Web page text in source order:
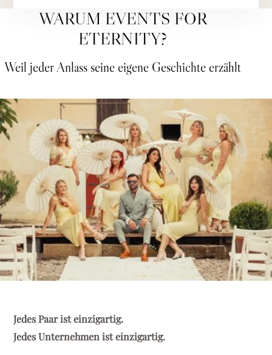
WARUM EVENTS FOR
ETERNITY?
Weil jeder Anlass seine eigene Geschichte erzählt
Jedes Paar ist einzigartig.
Jedes Unternehmen ist einzigartig.